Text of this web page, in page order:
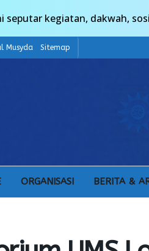
kegiatan, dakwah,
Musyda Sitemap
ORGANISASI BERITA &